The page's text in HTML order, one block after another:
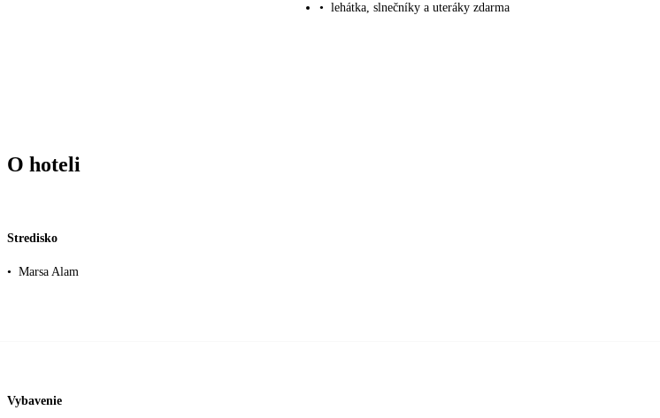
• lehátka, slnečníky a uteráky zdarma
O hoteli
Stredisko
• Marsa Alam
Vybavenie